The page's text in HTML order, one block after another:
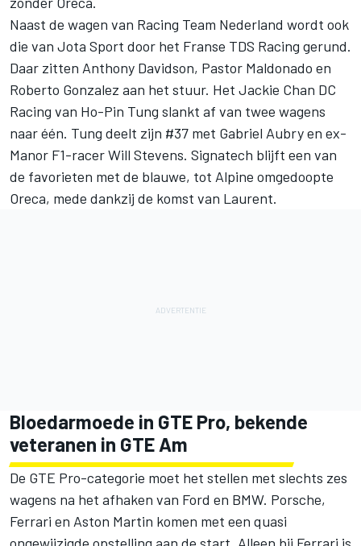
Naast de wagen van Racing Team Nederland wordt ook
die van Jota Sport door het Franse TDS Racing gerund.
Daar zitten Anthony Davidson, Pastor Maldonado en
Roberto Gonzalez aan het stuur. Het Jackie Chan DC
Racing van Ho-Pin Tung slankt af van twee wagens
naar één. Tung deelt zijn #37 met Gabriel Aubry en ex-
Manor F1-racer Will Stevens. Signatech blijft een van
de favorieten met de blauwe, tot Alpine omgedoopte
Oreca, mede dankzij de komst van Laurent.
Bloedarmoede in GTE Pro, bekende
veteranen in GTE Am
De GTE Pro-categorie moet het stellen met slechts zes
wagens na het afhaken van Ford en BMW. Porsche,
Ferrari en Aston Martin komen met een quasi